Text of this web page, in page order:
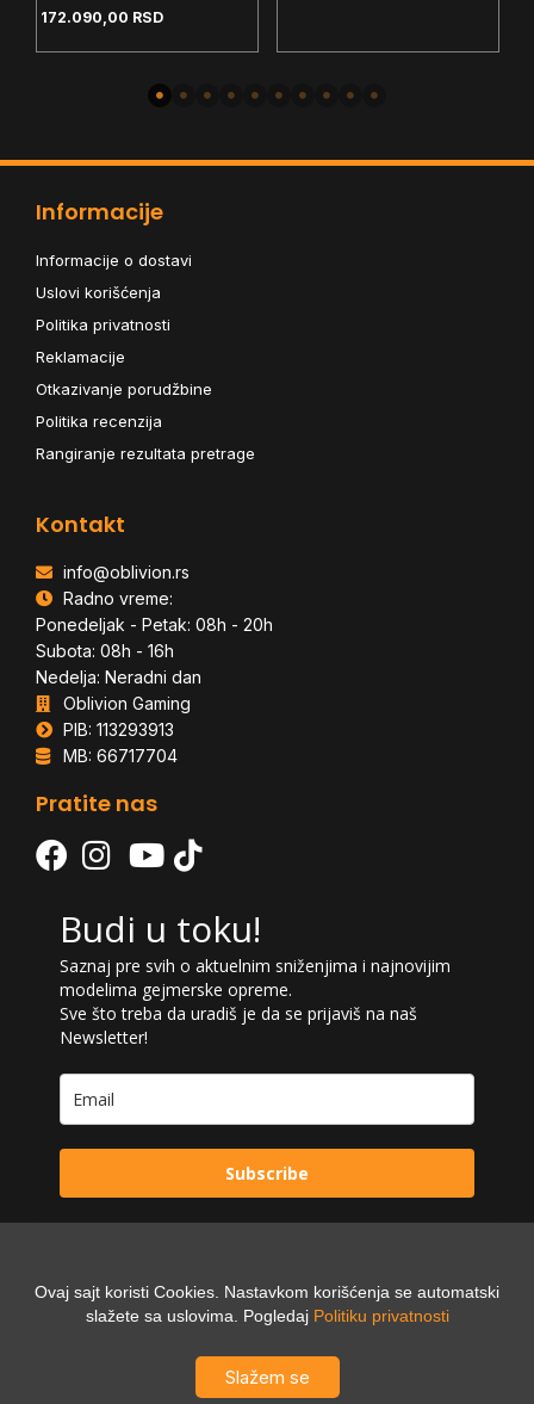
R5-240 - 16GB - NVMe
172.090,00 RSD
Informacije
Informacije o dostavi
Uslovi korišćenja
Politika privatnosti
Reklamacije
Otkazivanje porudžbine
Politika recenzija
Rangiranje rezultata pretrage
Kontakt
info@oblivion.rs
Radno vreme:
Ponedeljak - Petak: 08h - 20h
Subota: 08h - 16h
Nedelja: Neradni dan
Oblivion Gaming
PIB: 113293913
MB: 66717704
Pratite nas
Budi u toku!
Saznaj pre svih o aktuelnim sniženjima i najnovijim
modelima gejmerske opreme.
Sve što treba da uradiš je da se prijaviš na naš
Newsletter!
Subscribe
Powered by:
Digilex
Ovaj sajt koristi Cookies. Nastavkom korišćenja se automatski
slažete sa uslovima. Pogledaj Politiku privatnosti
Slažem se